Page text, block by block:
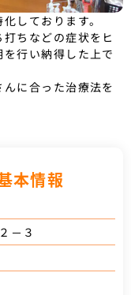
しております。
ちなどの症状をヒ
行い納得した上で
に合った治療法を
本情報
－３